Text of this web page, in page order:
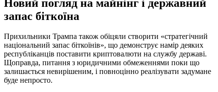
Новий погляд на майнінг і державний
запас біткоїна
Прихильники Трампа також обіцяли створити «стратегічний
національний запас біткоїнів», що демонструє намір деяких
республіканців поставити криптовалюти на службу державі.
Щоправда, питання з юридичними обмеженнями поки що
залишається невирішеним, і повноцінно реалізувати задумане
буде непросто.